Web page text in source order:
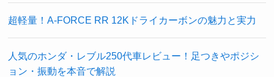
超軽量！A-FORCE RR 12Kドライカーボンの魅力と実力
人気のホンダ・レブル250代車レビュー！足つきやポジシ
ョン・振動を本音で解説